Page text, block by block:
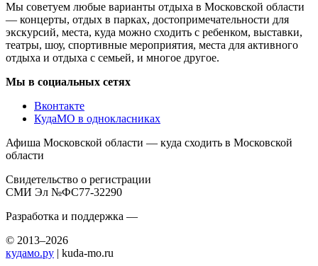
Мы советуем любые варианты отдыха в Московской области
— концерты, отдых в парках, достопримечательности для
экскурсий, места, куда можно сходить с ребенком, выставки,
театры, шоу, спортивные мероприятия, места для активного
отдыха и отдыха с семьей, и многое другое.
Мы в социальных сетях
Вконтакте
КудаМО в однокласниках
Афиша Московской области — куда сходить в Московской
области
Свидетельство о регистрации
СМИ Эл №ФС77-32290
Разработка и поддержка —
© 2013–2026
кудамо.ру | kuda-mo.ru